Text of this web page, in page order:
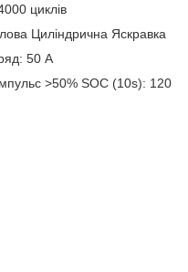
циклів
Циліндрична Яскравка
50 А
>50% SOC (10s): 120